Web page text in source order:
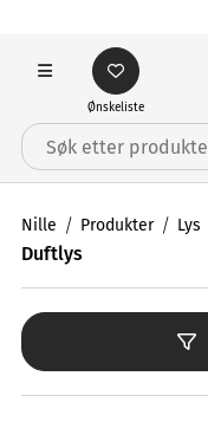
Ønskeliste
Nille Produkter Lys
Duftlys